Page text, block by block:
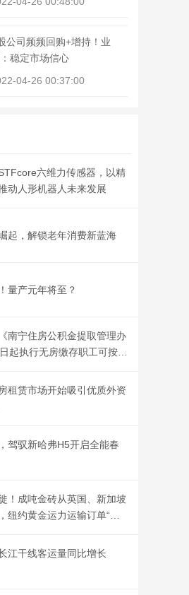
公司频频回购+增持！业
稳定市场信心
04-26 00:37:00
六维力传感器，以精
动人形机器人未来发展
起，解锁老年消费新蓝海
量产元年将至？
南宁住房公积金提取管理办
起执行无房缴存职工可按实
租赁市场开始吸引优质外资
驾驭新哈弗H5开启全能春
！成吨金砖从英国、新加坡
纽约黄金运力运输订单“应
江干线客运量同比增长